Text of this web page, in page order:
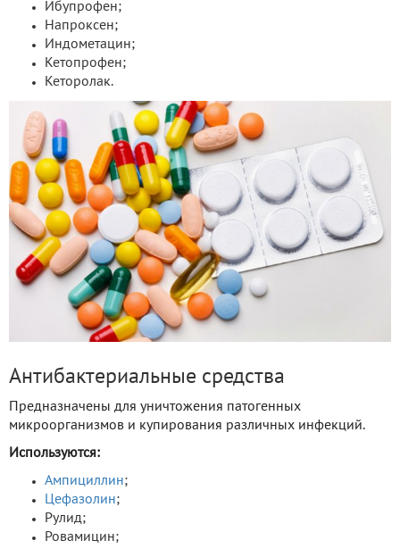
Ибупрофен;
Напроксен;
Индометацин;
Кетопрофен;
Кеторолак.
Антибактериальные средства
Предназначены для уничтожения патогенных
микроорганизмов и купирования различных инфекций.
Используются:
Ампициллин;
Цефазолин;
Рулид;
Ровамицин;